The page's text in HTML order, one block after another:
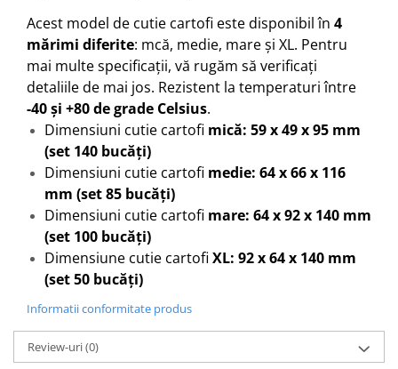
Acest model de cutie cartofi este disponibil în 4
mărimi diferite: mcă, medie, mare și XL. Pentru
mai multe specificații, vă rugăm să verificați
detaliile de mai jos. Rezistent la temperaturi între
-40 și +80 de grade Celsius.
Dimensiuni cutie cartofi mică: 59 x 49 x 95 mm
(set 140 bucăți)
Dimensiuni cutie cartofi medie: 64 x 66 x 116
mm (set 85 bucăți)
Dimensiuni cutie cartofi mare: 64 x 92 x 140 mm
(set 100 bucăți)
Dimensiune cutie cartofi XL: 92 x 64 x 140 mm
(set 50 bucăți)
Informatii conformitate produs
Review-uri(0)